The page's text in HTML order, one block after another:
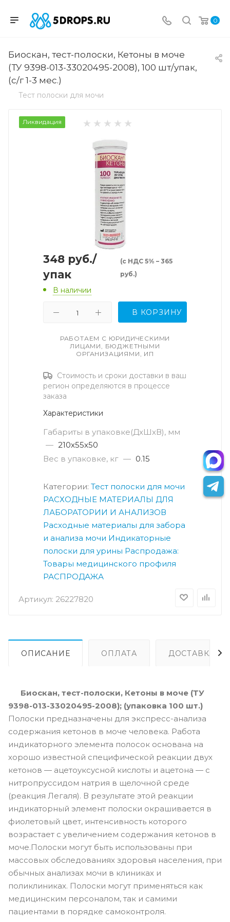
0
Биоскан, тест-полоски, Кетоны в моче
(ТУ 9398-013-33020495-2008), 100 шт/упак,
(с/г 1-3 мес.)
Тест полоски для мочи
Ликвидация
Артикул: 26227820
348 руб./
упак
(с НДС 5% – 365
руб.)
В наличии
В КОРЗИНУ
РАБОТАЕМ С ЮРИДИЧЕСКИМИ
ЛИЦАМИ, БЮДЖЕТНЫМИ
ОРГАНИЗАЦИЯМИ, ИП
Стоимость и сроки доставки в ваш
регион определяются в процессе
заказа
Характеристики
Габариты в упаковке(ДxШxВ), мм
— 210х55х50
Вес в упаковке, кг — 0.15
Категории: Тест полоски для мочи
РАСХОДНЫЕ МАТЕРИАЛЫ ДЛЯ
ЛАБОРАТОРИИ И АНАЛИЗОВ
Расходные материалы для забора
и анализа мочи Индикаторные
полоски для урины Распродажа:
Товары медицинского профиля
РАСПРОДАЖА
ОПИСАНИЕ ОПЛАТА ДОСТАВКА
Биоскан, тест-полоски, Кетоны в моче (ТУ
9398-013-33020495-2008); (упаковка 100 шт.)
Полоски предназначены для экспресс-анализа
содержания кетонов в моче человека. Работа
индикаторного элемента полосок основана на
хорошо известной специфической реакции двух
кетонов — ацетоуксусной кислоты и ацетона — с
нитропруссидом натрия в щелочной среде
(реакция Легаля). В результате этой реакции
индикаторный элемент полоски окрашивается в
фиолетовый цвет, интенсивность которого
возрастает с увеличением содержания кетонов в
моче.Полоски могут быть использованы при
массовых обследованиях здоровья населения, при
обычных анализах мочи в клиниках и
поликлиниках. Полоски могут применяться как
медицинским персоналом, так и самими
пациентами в порядке самоконтроля.